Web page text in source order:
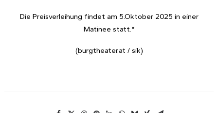
Die Preisverleihung findet am 5.Oktober 2025 in einer
Matinee statt.“
(burgtheater.at / sik)